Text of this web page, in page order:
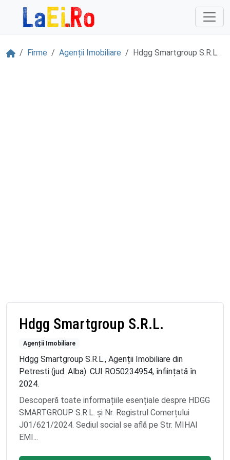
Sari la continut
AcasăFirme Agenții Imobiliare Hdgg Smartgroup S.R.L.
Hdgg Smartgroup S.R.L.
Agenții Imobiliare
Hdgg Smartgroup S.R.L., Agenții Imobiliare din
Petresti (jud. Alba). CUI RO50234954, înființată în
2024.
Descoperă toate informațiile esențiale despre HDGG
SMARTGROUP S.R.L. și Nr. Registrul Comerțului
J01/621/2024. Sediul social se află pe Str. MIHAI
EMI...